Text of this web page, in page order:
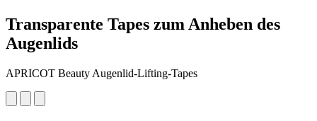
Transparente Tapes zum Anheben des
Augenlids
APRICOT Beauty Augenlid-Lifting-Tapes